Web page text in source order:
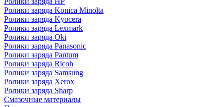
Ролики заряда Konica Minolta
Ролики заряда Kyocera
Ролики заряда Lexmark
Ролики заряда Oki
Ролики заряда Panasonic
Ролики заряда Pantum
Ролики заряда Ricoh
Ролики заряда Samsung
Ролики заряда Xerox
Ролики заряда Sharp
Смазочные материалы